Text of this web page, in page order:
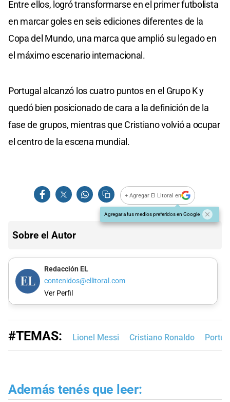
Entre ellos, logró transformarse en el primer futbolista
en marcar goles en seis ediciones diferentes de la
Copa del Mundo, una marca que amplió su legado en
el máximo escenario internacional.
Portugal alcanzó los cuatro puntos en el Grupo K y
quedó bien posicionado de cara a la definición de la
fase de grupos, mientras que Cristiano volvió a ocupar
el centro de la escena mundial.
+ Agregar El Litoral en
Agregar a tus medios preferidos en Google
Sobre el Autor
Redacción EL
contenidos@ellitoral.com
Ver Perfil
#TEMAS: Lionel Messi Cristiano Ronaldo
Además tenés que leer: